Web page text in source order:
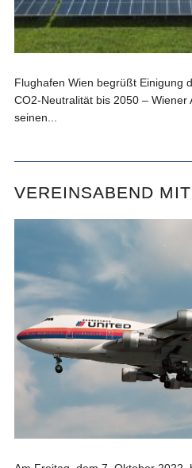
Flughafen Wien begrüßt Einigung
CO2-Neutralität bis 2050 –
seinen...
VEREINSABEND